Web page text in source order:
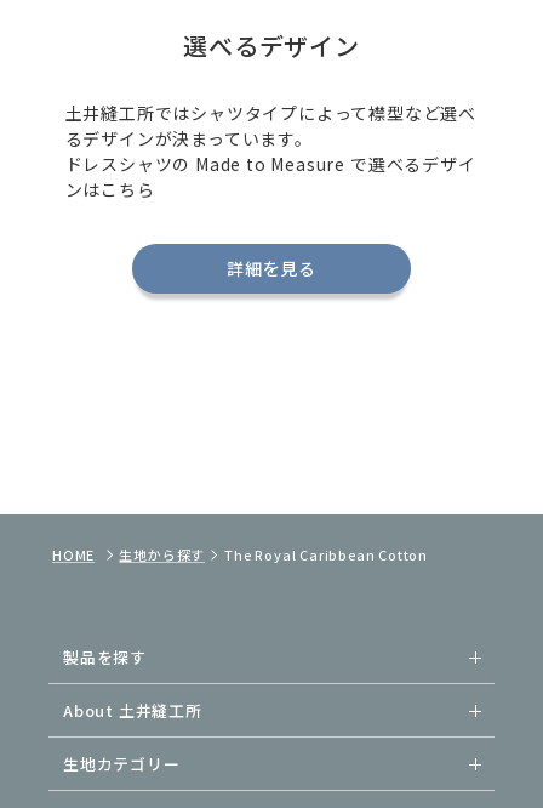
選べるデザイン
土井縫工所ではシャツタイプによって襟型など選べ
るデザインが決まっています。
ドレスシャツの Made to Measure で選べるデザイ
ンはこちら
詳細を見る
HOME 生地から探す The Royal Caribbean Cotton
製品を探す
About 土井縫工所
生地カテゴリー